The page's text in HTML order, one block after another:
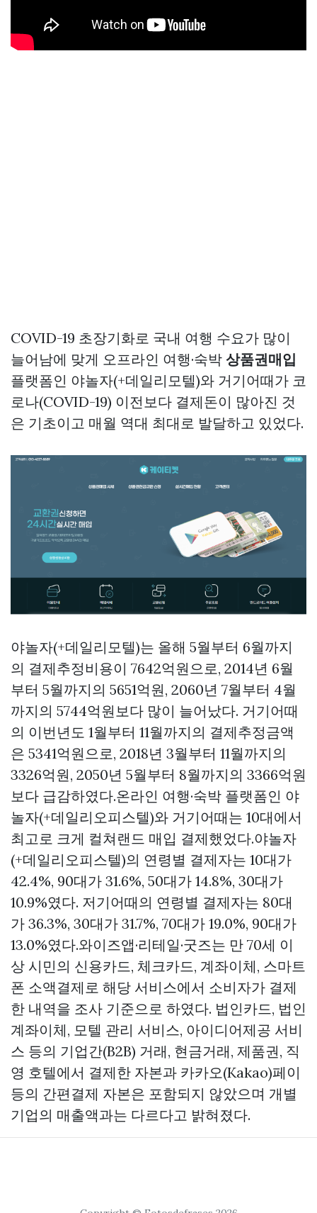
COVID-19 초장기화로 국내 여행 수요가 많이
늘어남에 맞게 오프라인 여행·숙박 상품권매입
플랫폼인 야놀자(+데일리모텔)와 거기어때가 코
로나(COVID-19) 이전보다 결제돈이 많아진 것
은 기초이고 매월 역대 최대로 발달하고 있었다.
야놀자(+데일리모텔)는 올해 5월부터 6월까지
의 결제추정비용이 7642억원으로, 2014년 6월
부터 5월까지의 5651억원, 2060년 7월부터 4월
까지의 5744억원보다 많이 늘어났다. 거기어때
의 이번년도 1월부터 11월까지의 결제추정금액
은 5341억원으로, 2018년 3월부터 11월까지의
3326억원, 2050년 5월부터 8월까지의 3366억원
보다 급감하였다.온라인 여행·숙박 플랫폼인 야
놀자(+데일리오피스텔)와 거기어때는 10대에서
최고로 크게 컬쳐랜드 매입 결제했었다.야놀자
(+데일리오피스텔)의 연령별 결제자는 10대가
42.4%, 90대가 31.6%, 50대가 14.8%, 30대가
10.9%였다. 저기어때의 연령별 결제자는 80대
가 36.3%, 30대가 31.7%, 70대가 19.0%, 90대가
13.0%였다.와이즈앱·리테일·굿즈는 만 70세 이
상 시민의 신용카드, 체크카드, 계좌이체, 스마트
폰 소액결제로 해당 서비스에서 소비자가 결제
한 내역을 조사 기준으로 하였다. 법인카드, 법인
계좌이체, 모텔 관리 서비스, 아이디어제공 서비
스 등의 기업간(B2B) 거래, 현금거래, 제품권, 직
영 호텔에서 결제한 자본과 카카오(Kakao)페이
등의 간편결제 자본은 포함되지 않았으며 개별
기업의 매출액과는 다르다고 밝혀졌다.